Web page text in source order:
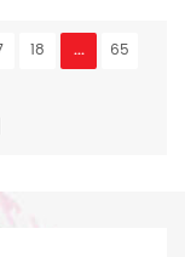
18 ... 65